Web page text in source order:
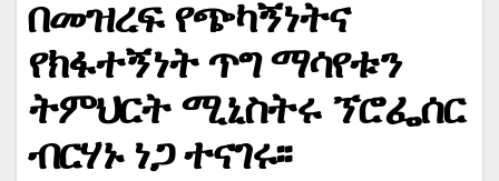
በመዝረፍ የጭካኝነትና
የክፋተኝነት ጥግ ማሳየቱን
ትምህርት ሚኒስትሩ ኘሮፌሰር
ብርሃኑ ነጋ ተናገሩ፡፡